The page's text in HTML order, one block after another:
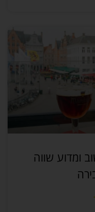
ומדוע שווה